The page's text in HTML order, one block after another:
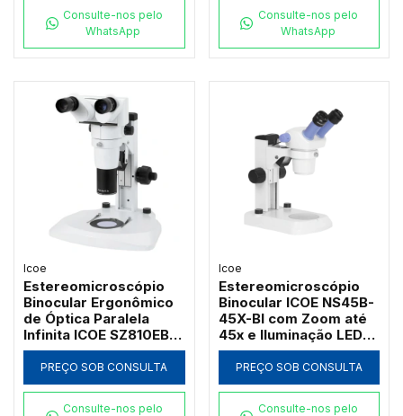
Consulte-nos pelo
WhatsApp
Consulte-nos pelo
WhatsApp
Icoe
Estereomicroscópio
Binocular Ergonômico
de Óptica Paralela
Infinita ICOE SZ810EB-
80X com Cabeçote
Basculante e Zoom até
80x
PREÇO SOB CONSULTA
Consulte-nos pelo
Icoe
Estereomicroscópio
Binocular ICOE NS45B-
45X-BI com Zoom até
45x e Iluminação LED
Dupla
PREÇO SOB CONSULTA
Consulte-nos pelo